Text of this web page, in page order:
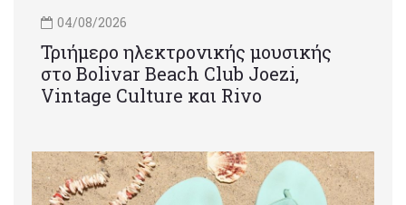
04/08/2026
Τριήμερο ηλεκτρονικής μουσικής
στο Bolivar Beach Club Joezi,
Vintage Culture και Rivo